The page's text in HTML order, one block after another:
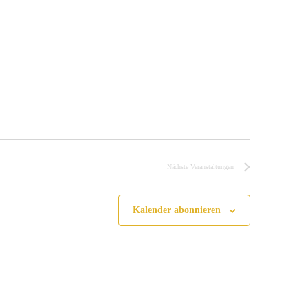
Nächste Veranstaltungen
Kalender abonnieren